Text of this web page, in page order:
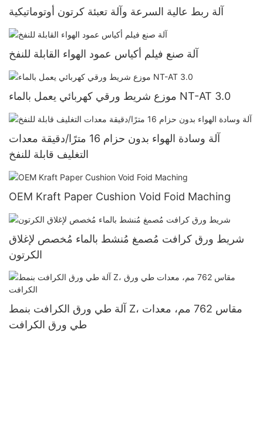
آلة ربط عالية السرعة وآلة تعبئة كرتون أوتوماتيكية
آلة صنع فيلم أكياس عمود الهواء القابلة للنفخ
موزع شريط ورقي كهربائي يعمل بالماء NT-AT 3.0
آلة وسادة الهواء بدون حزام 16 مترًا/دقيقة معدات
التغليف قابلة للنفخ
OEM Kraft Paper Cushion Void Foid Maching
شريط ورق كرافت مُصمغ مُنشط بالماء مُخصص لإغلاق
الكرتون
آلة طي ورق الكرافت بنمط Z، مقاس 762 مم، معدات
طي ورق الكرافت